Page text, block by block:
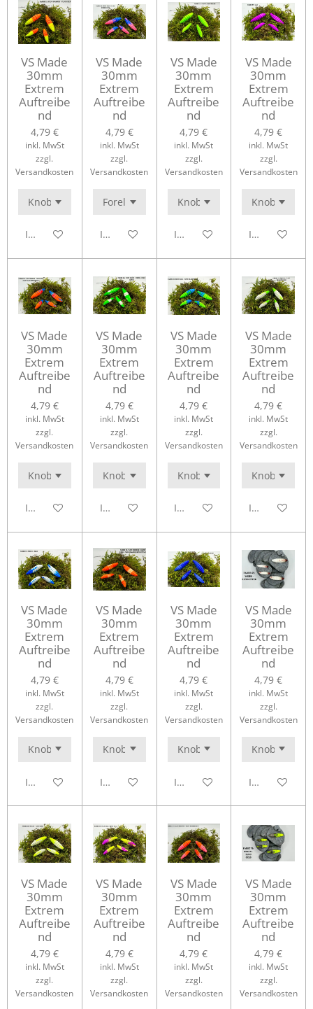
VS Made
30mm
Extrem
Auftreibe
nd
4,79 €
inkl. MwSt
zzgl.
Versandkosten
In den Warenkorb
VS Made
30mm
Extrem
Auftreibe
nd
4,79 €
inkl. MwSt
zzgl.
Versandkosten
In den Warenkorb
VS Made
30mm
Extrem
Auftreibe
nd
4,79 €
inkl. MwSt
zzgl.
Versandkosten
In den Warenkorb
VS Made
30mm
Extrem
Auftreibe
nd
4,79 €
inkl. MwSt
zzgl.
Versandkosten
In den
VS Made
30mm
Extrem
Auftreibe
nd
4,79 €
inkl. MwSt
zzgl.
Versandkosten
In den Warenkorb
VS Made
30mm
Extrem
Auftreibe
nd
4,79 €
inkl. MwSt
zzgl.
Versandkosten
In den Warenkorb
VS Made
30mm
Extrem
Auftreibe
nd
4,79 €
inkl. MwSt
zzgl.
Versandkosten
In den Warenkorb
VS Made
30mm
Extrem
Auftreibe
nd
4,79 €
inkl. MwSt
zzgl.
Versandkosten
In den
VS Made
30mm
Extrem
Auftreibe
nd
4,79 €
inkl. MwSt
zzgl.
Versandkosten
In den Warenkorb
VS Made
30mm
Extrem
Auftreibe
nd
4,79 €
inkl. MwSt
zzgl.
Versandkosten
In den Warenkorb
VS Made
30mm
Extrem
Auftreibe
nd
4,79 €
inkl. MwSt
zzgl.
Versandkosten
In den Warenkorb
VS Made
30mm
Extrem
Auftreibe
nd
4,79 €
inkl. MwSt
zzgl.
Versandkosten
In den
VS Made
30mm
Extrem
Auftreibe
nd
4,79 €
inkl. MwSt
zzgl.
Versandkosten
VS Made
30mm
Extrem
Auftreibe
nd
4,79 €
inkl. MwSt
zzgl.
Versandkosten
VS Made
30mm
Extrem
Auftreibe
nd
4,79 €
inkl. MwSt
zzgl.
Versandkosten
VS Made
30mm
Extrem
Auftreibe
nd
4,79 €
inkl. MwSt
zzgl.
Versandkosten